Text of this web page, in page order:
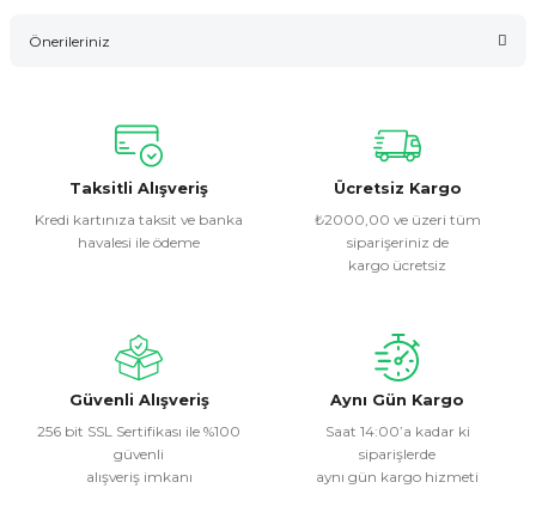
Önerileriniz
konularda yetersiz gördüğünüz noktaları öneri formunu
kullanarak tarafımıza iletebilirsiniz.
Görüş ve önerileriniz için teşekkür ederiz.
Ürün resmi kalitesiz, bozuk veya görüntülenemiyor.
Ürün fiyatı diğer sitelerden daha pahalı.
Bu ürüne benzer farklı alternatifler olmalı.
Taksitli Alışveriş
Kredi kartınıza taksit ve banka
havalesi ile ödeme
Ücretsiz Kargo
₺2000,00 ve üzeri tüm
siparişeriniz de
kargo ücretsiz
Güvenli Alışveriş
256 bit SSL Sertifikası ile %100
güvenli
alışveriş imkanı
Aynı Gün Kargo
Saat 14:00’a kadar ki
siparişlerde
aynı gün kargo hizmeti